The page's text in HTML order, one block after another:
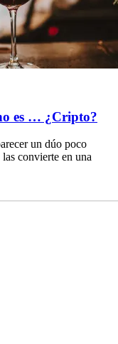
es … ¿Cripto?
un dúo poco
convierte en una